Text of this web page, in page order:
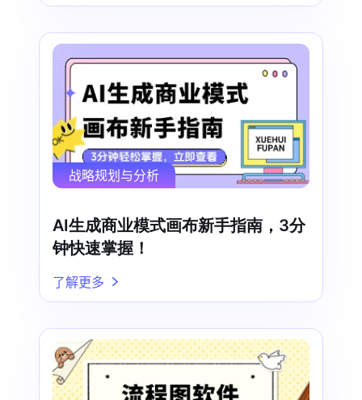
战略规划与分析
AI生成商业模式画布新手指南，3分
钟快速掌握！
了解更多